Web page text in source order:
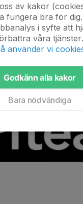
av kakor
fungera bra för
i syfte att
våra tjänster.
använder vi
Godkänn alla kakor
Bara nödvändiga